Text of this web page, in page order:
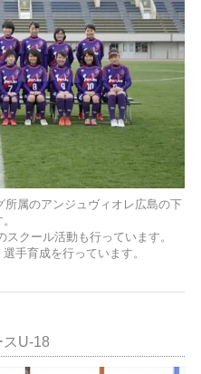
属のアンジュヴィオレ広島の下
クール活動も行っています。
手育成を行っています。
U-18